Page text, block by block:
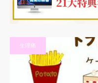
生理痛